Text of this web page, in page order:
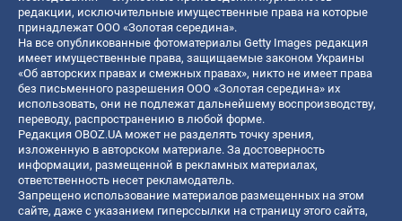
редакции, исключительные имущественные права на которые
принадлежат ООО «Золотая середина».
На все опубликованные фотоматериалы Getty Images редакция
имеет имущественные права, защищаемые законом Украины
«Об авторских правах и смежных правах», никто не имеет права
без письменного разрешения ООО «Золотая середина» их
использовать, они не подлежат дальнейшему воспроизводству,
переводу, распространению в любой форме.
Редакция OBOZ.UA может не разделять точку зрения,
изложенную в авторском материале. За достоверность
информации, размещенной в рекламных материалах,
ответственность несет рекламодатель.
Запрещено использование материалов размещенных на этом
сайте, даже с указанием гиперссылки на страницу этого сайта,